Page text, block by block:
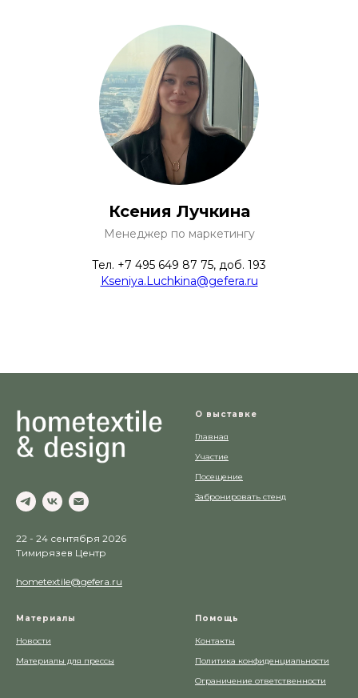
Ксения Лучкина
Менеджер по маркетингу
Тел. +7 495 649 87 75, доб. 193
Kseniya.Luchkina@gefera.ru
22 - 24 сентября 2026
Тимирязев Центр
hometextile@gefera.ru
О выставке
Главная
Участие
Посещение
Забронировать стенд
Материалы
Новости
Материалы для прессы
Помощь
Контакты
Политика конфиденциальности
Ограничение ответственности